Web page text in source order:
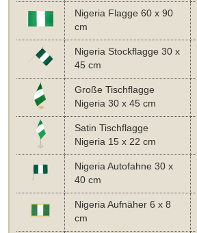
Nigeria Flagge 60 x 90
cm
Nigeria Stockflagge 30 x
45 cm
Große Tischflagge
Nigeria 30 x 45 cm
Satin Tischflagge
Nigeria 15 x 22 cm
Nigeria Autofahne 30 x
40 cm
Nigeria Aufnäher 6 x 8
cm